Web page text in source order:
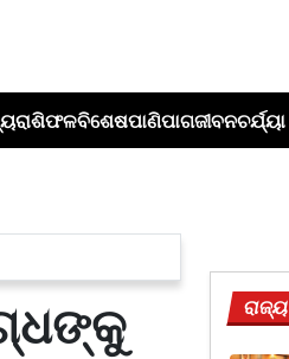
ରାଶିଫଳବିଶେଷପାଣିପାଗଜୀବନଚର୍ଯ୍ୟା
ରାଜ୍ୟ